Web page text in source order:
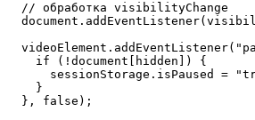
  // обработка visibilityChange
    if (!document[hidden]) {
sessionStorage.isPaused =
    }
  }, false);